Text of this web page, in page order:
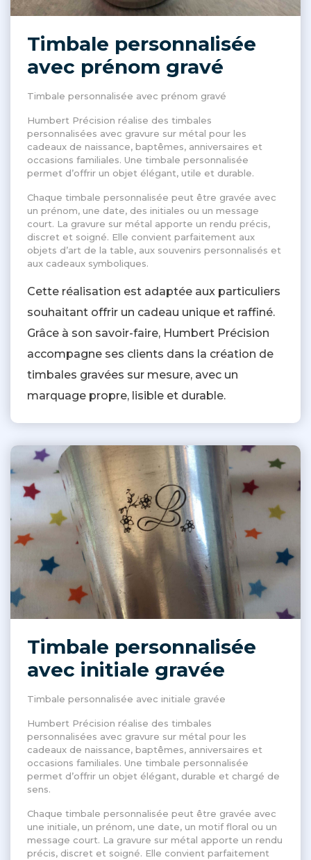
Timbale personnalisée
avec prénom gravé
Timbale personnalisée avec prénom gravé
Humbert Précision réalise des timbales
personnalisées avec gravure sur métal pour les
cadeaux de naissance, baptêmes, anniversaires et
occasions familiales. Une timbale personnalisée
permet d’offrir un objet élégant, utile et durable.
Chaque timbale personnalisée peut être gravée avec
un prénom, une date, des initiales ou un message
court. La gravure sur métal apporte un rendu précis,
discret et soigné. Elle convient parfaitement aux
objets d’art de la table, aux souvenirs personnalisés et
aux cadeaux symboliques.
Cette réalisation est adaptée aux particuliers
souhaitant offrir un cadeau unique et raffiné.
Grâce à son savoir-faire, Humbert Précision
accompagne ses clients dans la création de
timbales gravées sur mesure, avec un
marquage propre, lisible et durable.
Timbale personnalisée
avec initiale gravée
Timbale personnalisée avec initiale gravée
Humbert Précision réalise des timbales
personnalisées avec gravure sur métal pour les
cadeaux de naissance, baptêmes, anniversaires et
occasions familiales. Une timbale personnalisée
permet d’offrir un objet élégant, durable et chargé de
sens.
Chaque timbale personnalisée peut être gravée avec
une initiale, un prénom, une date, un motif floral ou un
message court. La gravure sur métal apporte un rendu
précis, discret et soigné. Elle convient parfaitement